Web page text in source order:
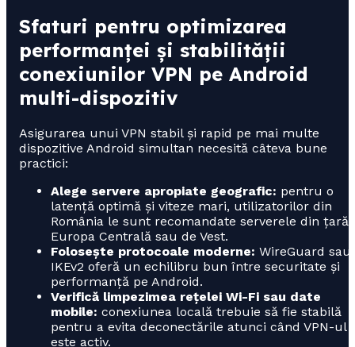
Sfaturi pentru optimizarea
performanței și stabilității
conexiunilor VPN pe Android
multi-dispozitiv
Asigurarea unui VPN stabil și rapid pe mai multe
dispozitive Android simultan necesită câteva bune
practici:
Alege servere apropiate geografic: pentru o
latență optimă și viteze mari, utilizatorilor din
România le sunt recomandate serverele din țară,
Europa Centrală sau de Vest.
Folosește protocoale moderne: WireGuard sau
IKEv2 oferă un echilibru bun între securitate și
performanță pe Android.
Verifică limpezimea rețelei Wi-Fi sau date
mobile: conexiunea locală trebuie să fie stabilă
pentru a evita deconectările atunci când VPN-ul
este activ.